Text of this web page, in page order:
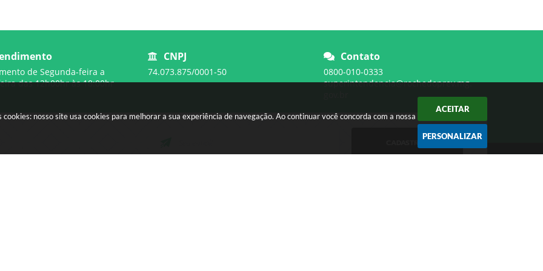
nosso site usa cookies para melhorar a sua experiência de navegação. Ao continuar você concorda com a nossa
ACEITAR
PERSONALIZAR
de Segunda-feira a
das 12h00hr às 18:00hr
CNPJ
74.073.875/0001-50
Contato
0800-010-0333
superintendencia@rochedoprev.mg.
CADASTRAR